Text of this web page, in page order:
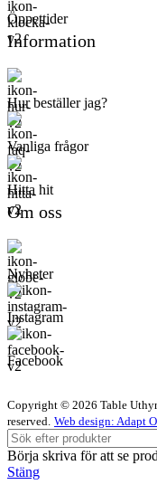
Öppettider
Information
Hur beställer jag?
Vanliga frågor
Hitta hit
Om oss
Nyheter
Instagram
Facebook
Copyright © 2026 Table
reserved​​. Web design: Adapt
Börja skriva för att se
Stäng